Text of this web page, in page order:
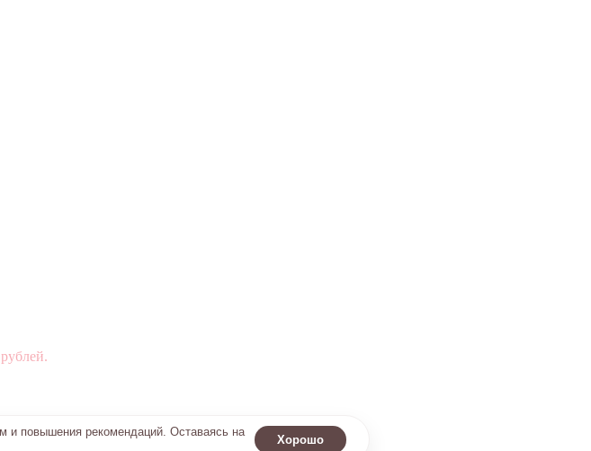
и повышения рекомендаций. Оставаясь на
Хорошо